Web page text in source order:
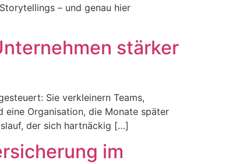
– und genau hier
stärker
Sie verkleinern Teams,
Organisation, die Monate später
der sich hartnäckig […]
im